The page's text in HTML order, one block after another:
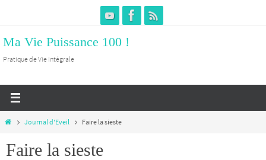
le
contenu
Ma Vie Puissance 100 !
Pratique de Vie Intégrale
HomeJournal d'Eveil Faire la sieste
Faire la sieste